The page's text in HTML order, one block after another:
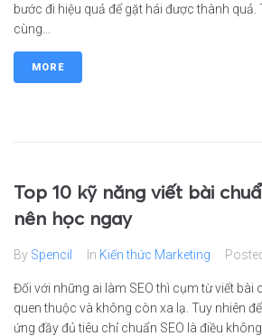
bước đi hiệu quả để gặt hái được thành quả.
cùng...
MORE
Top 10 kỹ năng viết bài
nên học ngay
By Spencil In Kiến thức Marketing
Đối với những ai làm SEO thì cụm từ viết bài
quen thuộc và không còn xa lạ. Tuy nhiên
ứng đầy đủ tiêu chỉ chuẩn SEO là điều